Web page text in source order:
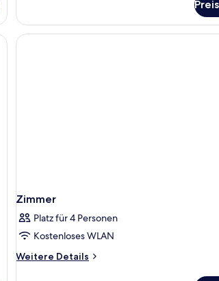
zur
Einzelnutzung
Zimmer
Platz für 4 Personen
Kostenloses WLAN
Weitere Details
Weitere